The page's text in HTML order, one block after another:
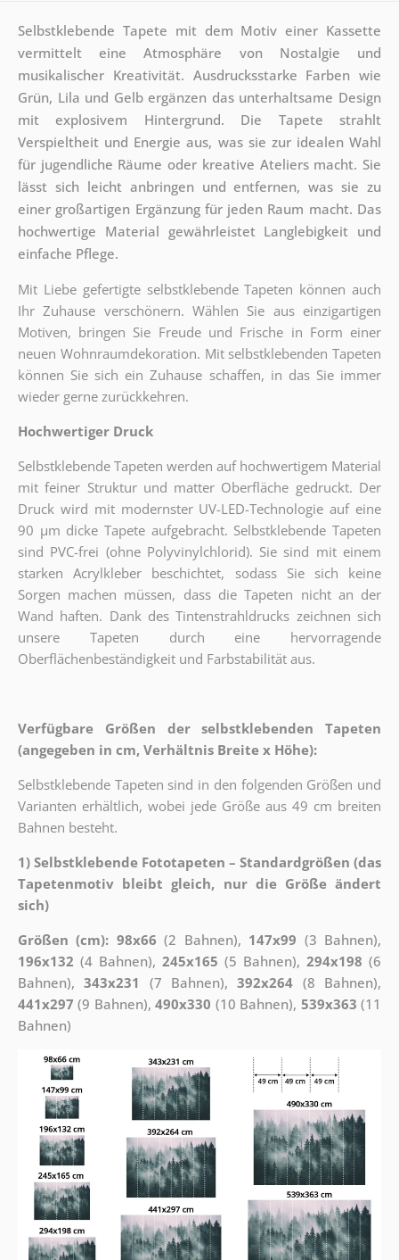
Selbstklebende Tapete mit dem Motiv einer Kassette
vermittelt eine Atmosphäre von Nostalgie und
musikalischer Kreativität. Ausdrucksstarke Farben wie
Grün, Lila und Gelb ergänzen das unterhaltsame Design
mit explosivem Hintergrund. Die Tapete strahlt
Verspieltheit und Energie aus, was sie zur idealen Wahl
für jugendliche Räume oder kreative Ateliers macht. Sie
lässt sich leicht anbringen und entfernen, was sie zu
einer großartigen Ergänzung für jeden Raum macht. Das
hochwertige Material gewährleistet Langlebigkeit und
einfache Pflege.
Mit Liebe gefertigte selbstklebende Tapeten können auch
Ihr Zuhause verschönern. Wählen Sie aus einzigartigen
Motiven, bringen Sie Freude und Frische in Form einer
neuen Wohnraumdekoration. Mit selbstklebenden Tapeten
können Sie sich ein Zuhause schaffen, in das Sie immer
wieder gerne zurückkehren.
Hochwertiger Druck
Selbstklebende Tapeten werden auf hochwertigem Material
mit feiner Struktur und matter Oberfläche gedruckt. Der
Druck wird mit modernster UV-LED-Technologie auf eine
90 µm dicke Tapete aufgebracht. Selbstklebende Tapeten
sind PVC-frei (ohne Polyvinylchlorid). Sie sind mit einem
starken Acrylkleber beschichtet, sodass Sie sich keine
Sorgen machen müssen, dass die Tapeten nicht an der
Wand haften. Dank des Tintenstrahldrucks zeichnen sich
unsere Tapeten durch eine hervorragende
Oberflächenbeständigkeit und Farbstabilität aus.
Verfügbare Größen der selbstklebenden Tapeten
(angegeben in cm, Verhältnis Breite x Höhe):
Selbstklebende Tapeten sind in den folgenden Größen und
Varianten erhältlich, wobei jede Größe aus 49 cm breiten
Bahnen besteht.
1) Selbstklebende Fototapeten – Standardgrößen (das
Tapetenmotiv bleibt gleich, nur die Größe ändert
sich)
Größen (cm): 98x66 (2 Bahnen), 147x99 (3 Bahnen),
196x132 (4 Bahnen), 245x165 (5 Bahnen),294x198 (6
Bahnen),343x231 (7 Bahnen),392x264 (8 Bahnen),
441x297 (9 Bahnen),490x330 (10 Bahnen), 539x363 (11
Bahnen)